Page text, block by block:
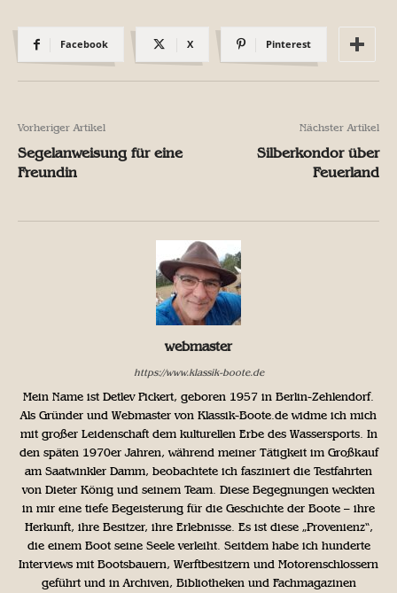
Facebook X Pinterest
Vorheriger Artikel
Segelanweisung für eine
Freundin
Nächster Artikel
Silberkondor über
Feuerland
webmaster
https://www.klassik-boote.de
Mein Name ist Detlev Pickert, geboren 1957 in Berlin-Zehlendorf.
Als Gründer und Webmaster von Klassik-Boote.de widme ich mich
mit großer Leidenschaft dem kulturellen Erbe des Wassersports. In
den späten 1970er Jahren, während meiner Tätigkeit im Großkauf
am Saatwinkler Damm, beobachtete ich fasziniert die Testfahrten
von Dieter König und seinem Team. Diese Begegnungen weckten
in mir eine tiefe Begeisterung für die Geschichte der Boote – ihre
Herkunft, ihre Besitzer, ihre Erlebnisse. Es ist diese „Provenienz“,
die einem Boot seine Seele verleiht. Seitdem habe ich hunderte
Interviews mit Bootsbauern, Werftbesitzern und Motorenschlossern
geführt und in Archiven, Bibliotheken und Fachmagazinen